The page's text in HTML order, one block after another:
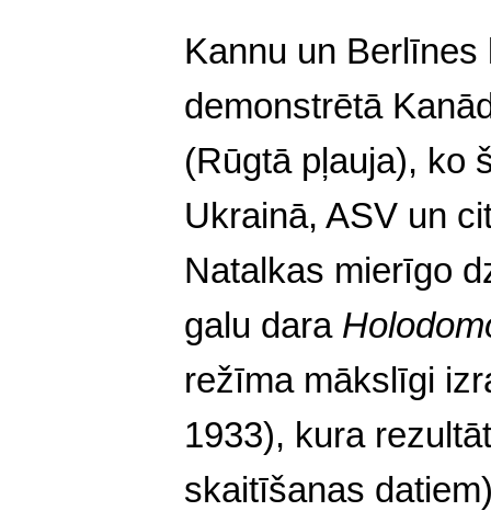
Kannu un
demonstrētā
(Rūgtā pļauja), ko
Ukrainā, ASV un
Natalkas mierīgo
galu dara
režīma mākslīgi
1933), kura
skaitīšanas